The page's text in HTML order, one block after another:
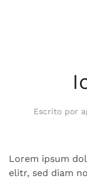
Escrito por
Lorem ipsum
elitr, sed diam